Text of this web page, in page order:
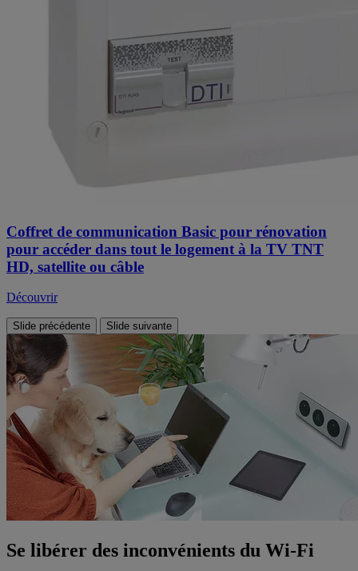
Coffret de communication Basic pour rénovation
pour accéder dans tout le logement à la TV TNT
HD, satellite ou câble
Découvrir
Slide précédente Slide suivante
Se libérer des inconvénients du Wi-Fi